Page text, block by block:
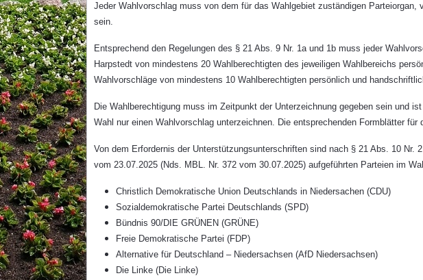
Jeder Wahlvorschlag muss von dem für das Wahlgebiet zuständigen
sein.
Entsprechend den Regelungen des § 21 Abs. 9 Nr. 1a und 1b muss jeder
Harpstedt von mindestens 20 Wahlberechtigten des jeweiligen Wahlbereichs
Wahlvorschläge von mindestens 10 Wahlberechtigten persönlich und
Die Wahlberechtigung muss im Zeitpunkt der Unterzeichnung gegeben sein und
Wahl nur einen Wahlvorschlag unterzeichnen. Die entsprechenden Formblätter
Von dem Erfordernis der Unterstützungsunterschriften sind nach § 21 Abs. 10
vom 23.07.2025 (Nds. MBL. Nr. 372 vom 30.07.2025) aufgeführten Parteien im
Christlich Demokratische Union Deutschlands in Niedersachen (CDU)
Sozialdemokratische Partei Deutschlands (SPD)
Bündnis 90/DIE GRÜNEN (GRÜNE)
Freie Demokratische Partei (FDP)
Alternative für Deutschland – Niedersachsen (AfD Niedersachsen)
Die Linke (Die Linke)